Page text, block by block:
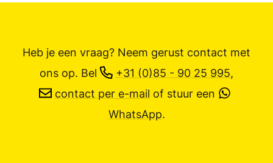
Heb je een vraag? Neem gerust contact met
ons op. Bel +31 (0)85 - 90 25 995,
contact per e-mail of stuur een
WhatsApp.